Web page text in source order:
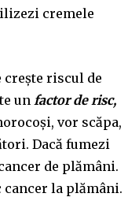
cremele
crește riscul de
un factor de risc,
vor scăpa,
Dacă fumezi
de plămâni.
cancer la plămâni.